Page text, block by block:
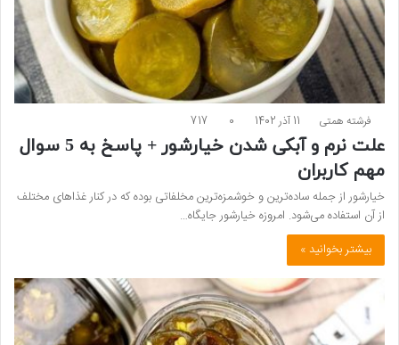
فرشته همتی 11 آذر 1402 0
717
علت نرم و آبکی شدن خیارشور + پاسخ به 5 سوال
مهم کاربران
خیارشور از جمله ساده‌ترین و خوشمزه‌ترین مخلفاتی بوده که در کنار غذاهای مختلف
از آن استفاده می‌شود. امروزه خیارشور جایگاه…
بیشتر بخوانید »